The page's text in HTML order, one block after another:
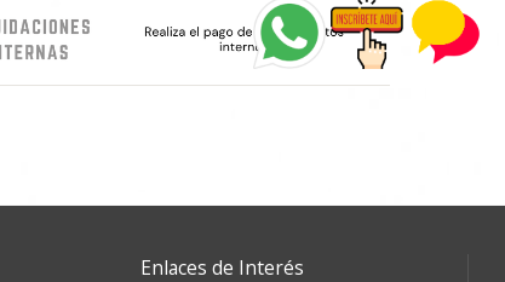
Enlaces de Interés